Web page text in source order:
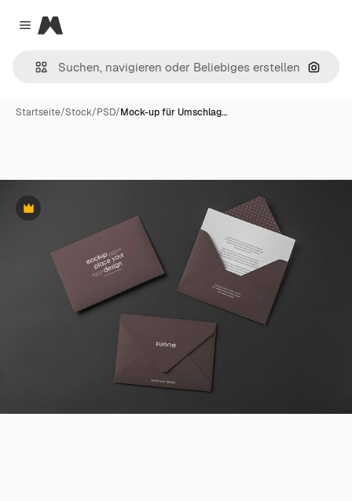
Close menu
Magnific
Nach
Startseite/Stock/PSD/Mock-up für Umschlag…
Premium